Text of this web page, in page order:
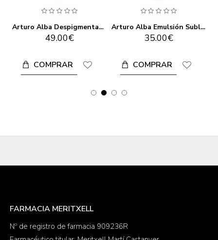
Arturo Alba Despigmentante Alta Potencia 30ml
49.00€
COMPRAR
Arturo Alba Emulsión Sublime Exfoliante Corporal 200ml
35.00€
COMPRAR
FARMACIA MERITXELL
Nº de registro de farmacia 909236R